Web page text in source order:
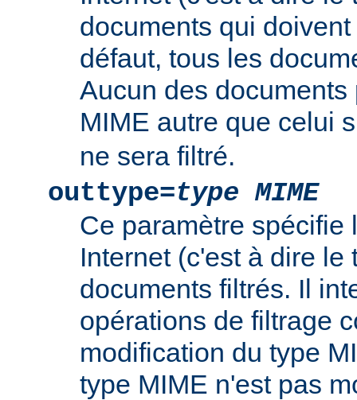
documents qui
défaut, tous les
Aucun des
MIME autre que celui
ne sera filtré.
outtype=type MIME
Ce paramètre spécifie
Internet (c'est à dire le
documents filtrés. Il
opérations de filtrage
modification du type
type MIME n'est pas